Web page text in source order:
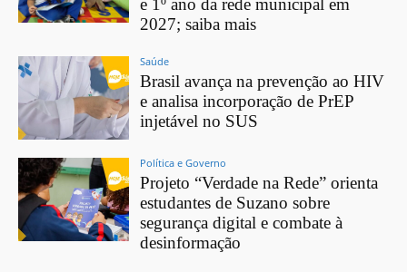
e 1º ano da rede municipal em
2027; saiba mais
Saúde
Brasil avança na prevenção ao HIV
e analisa incorporação de PrEP
injetável no SUS
Política e Governo
Projeto “Verdade na Rede” orienta
estudantes de Suzano sobre
segurança digital e combate à
desinformação